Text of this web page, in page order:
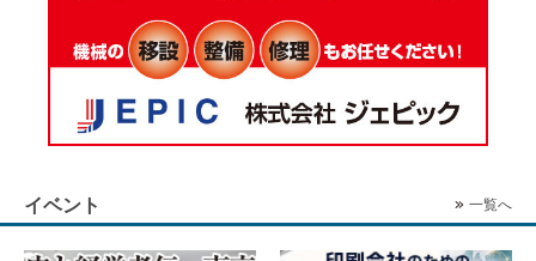
イベント 一覧へ